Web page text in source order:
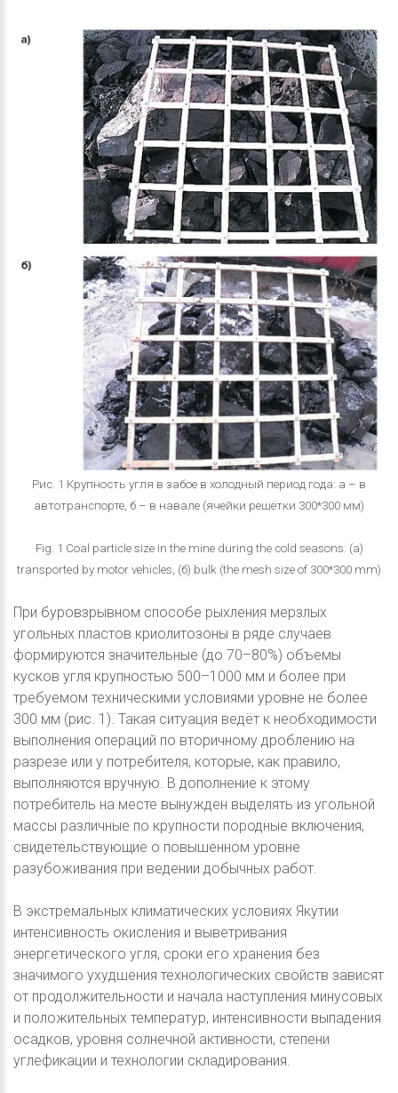
Рис. 1 Крупность угля в забое в холодный период года: а – в
автотранспорте, б – в навале (ячейки решётки 300*300 мм)
Fig. 1 Coal particle size in the mine during the cold seasons: (а)
transported by motor vehicles, (б) bulk (the mesh size of 300*300 mm)
При буровзрывном способе рыхления мерзлых
угольных пластов криолитозоны в ряде случаев
формируются значительные (до 70–80%) объемы
кусков угля крупностью 500–1000 мм и более при
требуемом техническими условиями уровне не более
300 мм (рис. 1). Такая ситуация ведёт к необходимости
выполнения операций по вторичному дроблению на
разрезе или у потребителя, которые, как правило,
выполняются вручную. В дополнение к этому
потребитель на месте вынужден выделять из угольной
массы различные по крупности породные включения,
свидетельствующие о повышенном уровне
разубоживания при ведении добычных работ.
В экстремальных климатических условиях Якутии
интенсивность окисления и выветривания
энергетического угля, сроки его хранения без
значимого ухудшения технологических свойств зависят
от продолжительности и начала наступления минусовых
и положительных температур, интенсивности выпадения
осадков, уровня солнечной активности, степени
углефикации и технологии складирования.